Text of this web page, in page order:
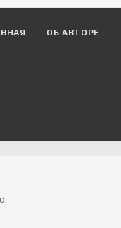
ОБ АВТОРЕ